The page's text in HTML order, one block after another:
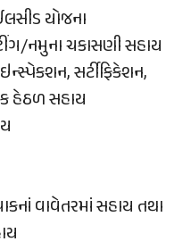
યોજના
નમુના ચકાસણી સહાય
સર્ટીફિકેશન,
હેઠળ સહાય
વાવેતરમાં સહાય તથા